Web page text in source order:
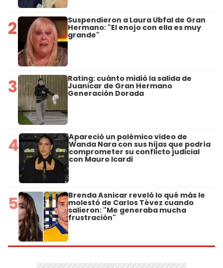
2 Suspendieron a Laura Ubfal de Gran
Hermano: "El enojo con ella es muy
grande"
3 Rating: cuánto midió la salida de
Juanicar de Gran Hermano
Generación Dorada
4 Apareció un polémico video de
Wanda Nara con sus hijas que podría
comprometer su conflicto judicial
con Mauro Icardi
5 Brenda Asnicar reveló lo qué más le
molestó de Carlos Tévez cuando
salieron: "Me generaba mucha
frustración"